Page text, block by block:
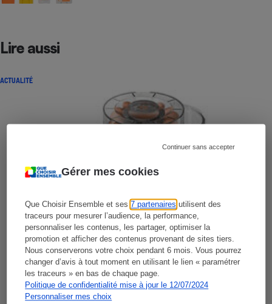
Gérer mes cookies
Que Choisir Ensemble et ses7 partenaires utilisent des
traceurs pour mesurer l’audience, la performance,
personnaliser les contenus, les partager, optimiser la
promotion et afficher des contenus provenant de sites tiers.
Nous conserverons votre choix pendant 6 mois. Vous pourrez
changer d’avis à tout moment en utilisant le lien « paramétrer
les traceurs » en bas de chaque page.
Politique de confidentialité mise à jour le 12/07/2024
Personnaliser mes choix
Continuer sans accepter
Lire aussi
ACTUALITÉ